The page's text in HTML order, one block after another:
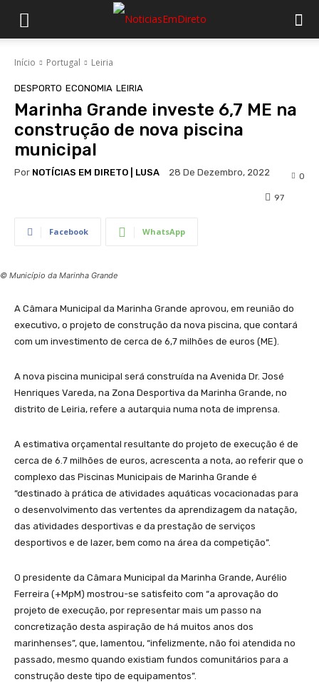
Início Portugal Leiria
DESPORTO ECONOMIA LEIRIA
Marinha Grande investe 6,7 ME na
construção de nova piscina
municipal
Por NOTÍCIAS EM DIRETO | LUSA 28 De Dezembro, 2022 0
97
Facebook WhatsApp
© Município da Marinha Grande
A Câmara Municipal da Marinha Grande aprovou, em reunião do
executivo, o projeto de construção da nova piscina, que contará
com um investimento de cerca de 6,7 milhões de euros (ME).
A nova piscina municipal será construída na Avenida Dr. José
Henriques Vareda, na Zona Desportiva da Marinha Grande, no
distrito de Leiria, refere a autarquia numa nota de imprensa.
A estimativa orçamental resultante do projeto de execução é de
cerca de 6.7 milhões de euros, acrescenta a nota, ao referir que o
complexo das Piscinas Municipais de Marinha Grande é
“destinado à prática de atividades aquáticas vocacionadas para
o desenvolvimento das vertentes da aprendizagem da natação,
das atividades desportivas e da prestação de serviços
desportivos e de lazer, bem como na área da competição”.
O presidente da Câmara Municipal da Marinha Grande, Aurélio
Ferreira (+MpM) mostrou-se satisfeito com “a aprovação do
projeto de execução, por representar mais um passo na
concretização desta aspiração de há muitos anos dos
marinhenses”, que, lamentou, “infelizmente, não foi atendida no
passado, mesmo quando existiam fundos comunitários para a
construção deste tipo de equipamentos”.